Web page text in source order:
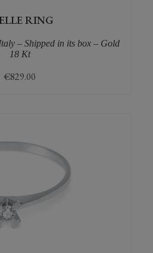
RING
– Shipped in its box – Gold
18 Kt
€829.00